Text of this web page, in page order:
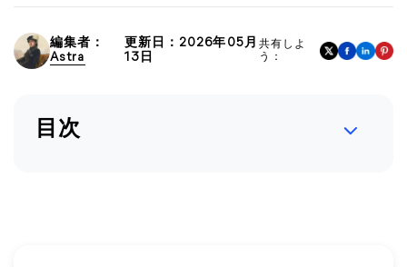
編集者：
Astra
更新日：2026年05月
13日
共有しよ
う：
目次